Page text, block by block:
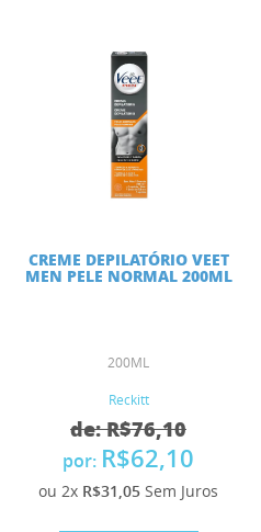
CREME DEPILATÓRIO VEET
MEN PELE NORMAL 200ML
200ML
Reckitt
de: R$76,10
por: R$62,10
ou 2x R$31,05 Sem Juros